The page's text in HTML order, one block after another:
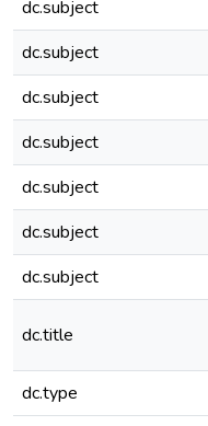
dc.subject
dc.subject
dc.subject
dc.subject
dc.subject
dc.subject
dc.subject
dc.title
dc.type